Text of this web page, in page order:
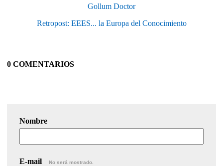
Gollum Doctor
Retropost: EEES... la Europa del Conocimiento
0 COMENTARIOS
Nombre
E-mail No será mostrado.